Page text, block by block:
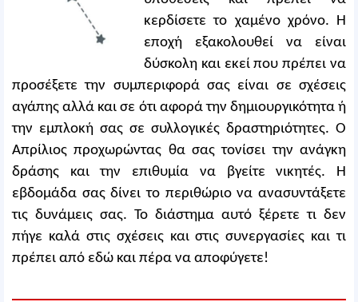
κερδίσετε το χαμένο χρόνο. Η
εποχή εξακολουθεί να είναι
δύσκολη και εκεί που πρέπει να
προσέξετε την συμπεριφορά σας είναι σε σχέσεις
αγάπης αλλά και σε ότι αφορά την δημιουργικότητα ή
την εμπλοκή σας σε συλλογικές δραστηριότητες. Ο
Απρίλιος προχωρώντας θα σας τονίσει την ανάγκη
δράσης και την επιθυμία να βγείτε νικητές. Η
εβδομάδα σας δίνει το περιθώριο να ανασυντάξετε
τις δυνάμεις σας. Το διάστημα αυτό ξέρετε τι δεν
πήγε καλά στις σχέσεις και στις συνεργασίες και τι
πρέπει από εδώ και πέρα να αποφύγετε!